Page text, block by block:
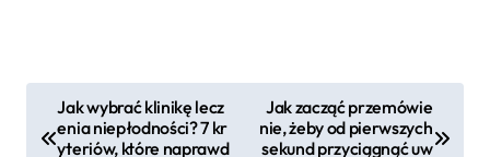
a
Jak wybrać klinikę lecz
enia niepłodności? 7 kr
yteriów, które naprawd
Jak zacząć przemówie
nie, żeby od pierwszych
sekund przyciągnąć uw